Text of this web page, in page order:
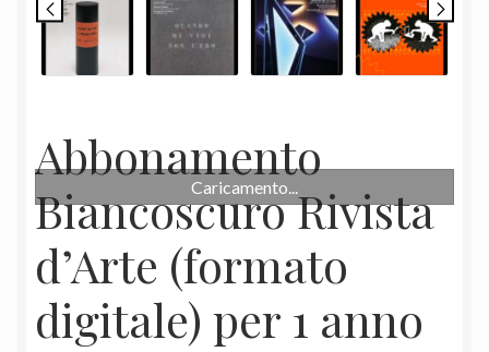
Caricamento...
Abbonamento
Biancoscuro Rivista
d’Arte (formato
digitale) per 1 anno